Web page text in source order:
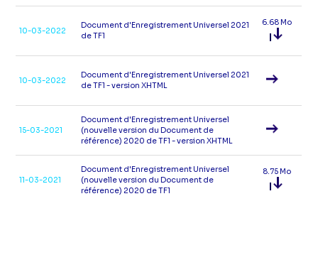
10-03-2022
Document d'Enregistrement Universel 2021
de TF1
6.68 Mo
10-03-2022
Document d'Enregistrement Universel 2021
de TF1 - version XHTML
15-03-2021
Document d'Enregistrement Universel
(nouvelle version du Document de
référence) 2020 de TF1 - version XHTML
11-03-2021
Document d'Enregistrement Universel
(nouvelle version du Document de
référence) 2020 de TF1
8.75 Mo